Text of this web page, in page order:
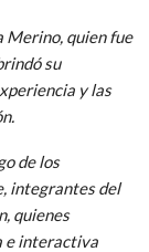
Merino, quien fue
su
y las
de los
integrantes del
quienes
e interactiva